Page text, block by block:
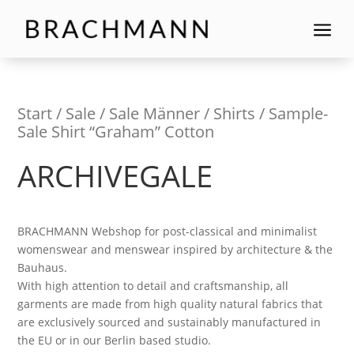
a
Start/ Sale / Sale Männer/ Shirts / Sample-
Sale Shirt “Graham” Cotton
ARCHIVEGALE
BRACHMANN Webshop for post-classical and minimalist
womenswear and menswear inspired by architecture & the
Bauhaus.
With high attention to detail and craftsmanship, all
garments are made from high quality natural fabrics that
are exclusively sourced and sustainably manufactured in
the EU or in our Berlin based studio.